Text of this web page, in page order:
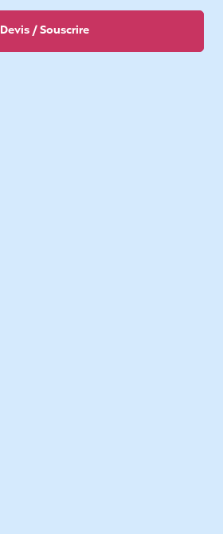
Devis / Souscrire